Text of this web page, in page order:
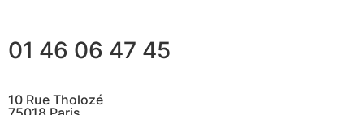
01 46 06 47 45
10 Rue Tholozé